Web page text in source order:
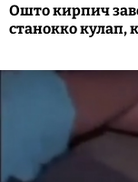
Ошто кирпич
станокко кулап,